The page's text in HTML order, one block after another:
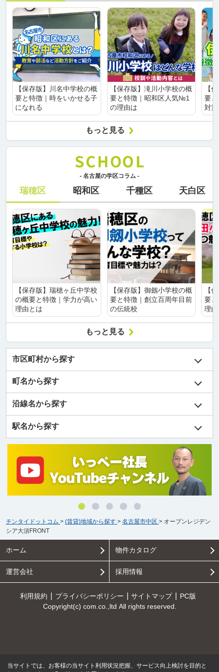
【保存版】川名中学校の概
要と特徴｜時をいかせる子
になれる
【保存版】滝川小学校の概
要と特徴｜昭和区人気№1
の理由は
【
要
対
もっと見る
- 名古屋の学区コラム -
瑞穂区 昭和区 千種区 天白区
【保存版】瑞穂ヶ丘中学校
の概要と特徴｜学力が高い
理由とは
【保存版】御劔小学校の概
要と特徴｜創立百周年目前
の伝統校
【
要
理
もっと見る
市区町村から探す
町名から探す
沿線名から探す
駅名から探す
チンタイドットコム > (賃貸)地域から探す > 名古屋市中区 > オープンレジデン
シア大須FRONT
ホーム 物件カタログ
運営会社 採用情報
利用規約 プライバシーポリシー サイトマップ
PC版
Copyright(c) com.co.,ltd All rights reserved.
当サイトでは、お客様の当サイト利用状況把握、サービス向上検討を目的と